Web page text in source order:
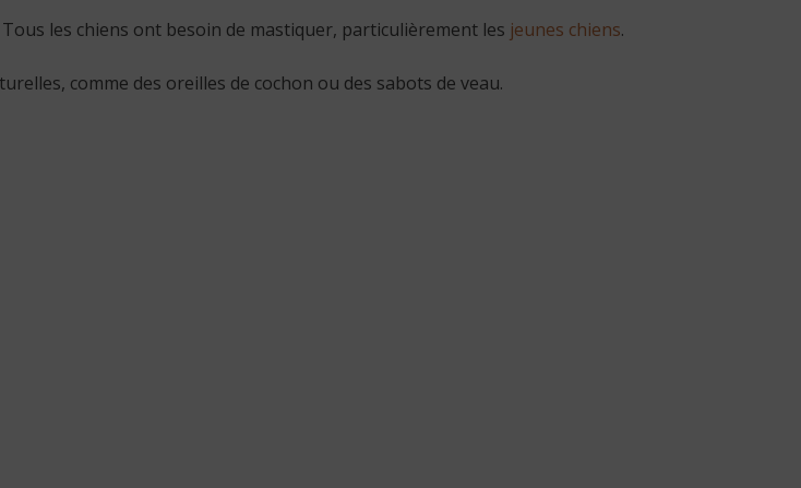
les chiens ont besoin de mastiquer, particulièrement les jeunes chiens.
comme des oreilles de cochon ou des sabots de veau.